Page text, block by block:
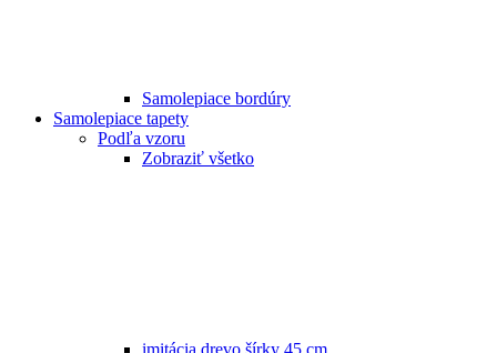
Samolepiace bordúry
Samolepiace tapety
Podľa vzoru
Zobraziť všetko
imitácia drevo šírky 45 cm